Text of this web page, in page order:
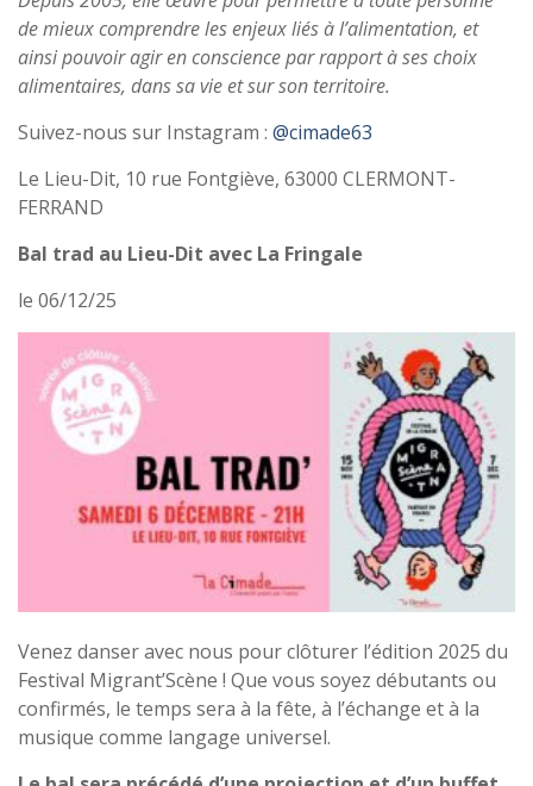
de mieux comprendre les enjeux liés à l’alimentation, et
ainsi pouvoir agir en conscience par rapport à ses choix
alimentaires, dans sa vie et sur son territoire.
Suivez-nous sur Instagram : @cimade63
Le Lieu-Dit, 10 rue Fontgiève, 63000 CLERMONT-
FERRAND
Bal trad au Lieu-Dit avec La Fringale
le 06/12/25
Venez danser avec nous pour clôturer l’édition 2025 du
Festival Migrant’Scène ! Que vous soyez débutants ou
confirmés, le temps sera à la fête, à l’échange et à la
musique comme langage universel.